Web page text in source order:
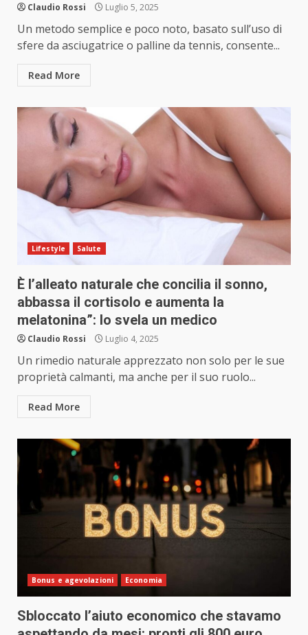
Claudio Rossi Luglio 5, 2025
Un metodo semplice e poco noto, basato sull’uso di
sfere da asciugatrice o palline da tennis, consente...
Read More
Lifestyle Salute
È l’alleato naturale che concilia il sonno,
abbassa il cortisolo e aumenta la
melatonina”: lo svela un medico
Claudio Rossi Luglio 4, 2025
Un rimedio naturale apprezzato non solo per le sue
proprietà calmanti, ma anche per il suo ruolo...
Read More
Bonus e agevolazioni Economia
Sbloccato l’aiuto economico che stavamo